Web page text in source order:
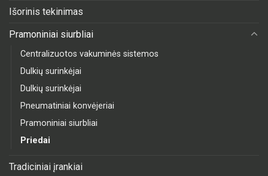
Išorinis tekinimas
Pramoniniai siurbliai
Centralizuotos vakuminės sistemos
Dulkių surinkėjai
Dulkių surinkėjai
Pneumatiniai konvėjeriai
Pramoniniai siurbliai
Priedai
Tradiciniai įrankiai